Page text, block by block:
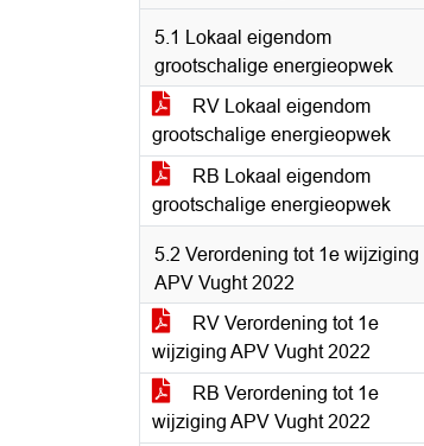
5.1 Lokaal eigendom
grootschalige energieopwek
RV Lokaal eigendom
grootschalige energieopwek
RB Lokaal eigendom
grootschalige energieopwek
5.2 Verordening tot 1e wijziging
APV Vught 2022
RV Verordening tot 1e
wijziging APV Vught 2022
RB Verordening tot 1e
wijziging APV Vught 2022